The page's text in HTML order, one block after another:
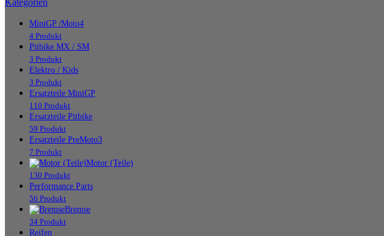
MiniGP /Moto4
4 Produkt
Pitbike MX / SM
3 Produkt
Elektro / Kids
3 Produkt
Ersatzteile MiniGP
110 Produkt
Ersatzteile Pitbike
59 Produkt
Ersatzteile PreMoto3
7 Produkt
Motor (Teile)
130 Produkt
Performance Parts
56 Produkt
Bremse
34 Produkt
Reifen